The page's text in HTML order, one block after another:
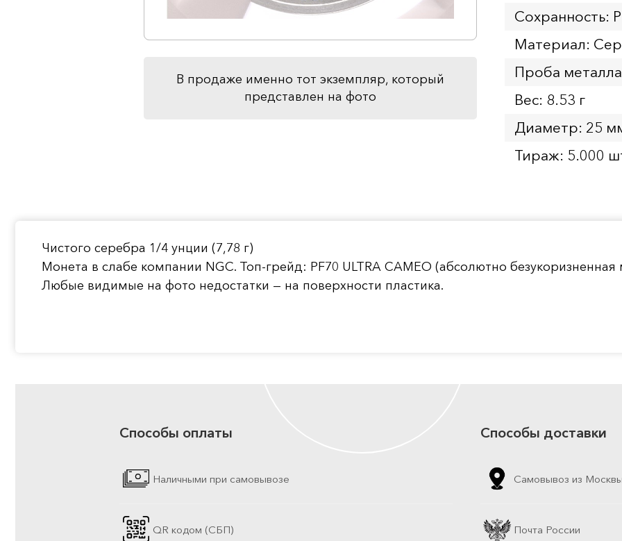
В продаже именно тот экземпляр, который
представлен на фото
Сохранность:
Материал:
Проба
Вес: 8.53 г
Диаметр: 25
Тираж: 5.000
Чистого серебра 1/4 унции (7,78 г)
Монета в слабе компании NGC. Топ-грейд: PF70 ULTRA CAMEO (абсолютно безукоризненная
Любые видимые на фото недостатки — на поверхности пластика.
Способы оплаты
Наличными при самовывозе
QR кодом (СБП)
Способы доставки
Самовывоз из
Почта России